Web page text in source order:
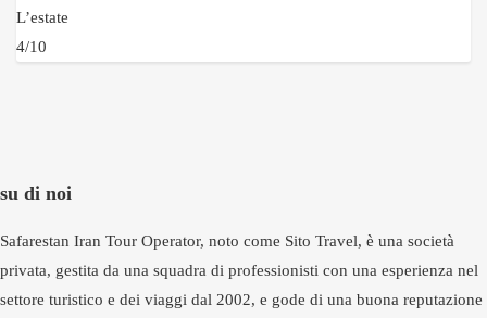
L’estate
4/10
su di noi
Safarestan Iran Tour Operator, noto come Sito Travel, è una società
privata, gestita da una squadra di professionisti con una esperienza nel
settore turistico e dei viaggi dal 2002, e gode di una buona reputazione